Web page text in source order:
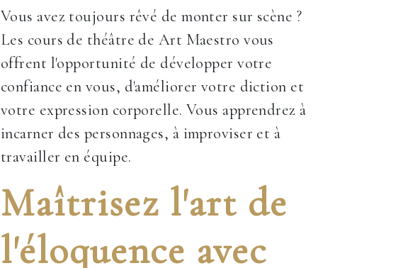
Vous avez toujours rêvé de monter sur scène ?
Les cours de théâtre de Art Maestro vous
offrent l'opportunité de développer votre
confiance en vous, d'améliorer votre diction et
votre expression corporelle. Vous apprendrez à
incarner des personnages, à improviser et à
travailler en équipe.
Maîtrisez l'art de
l'éloquence avec